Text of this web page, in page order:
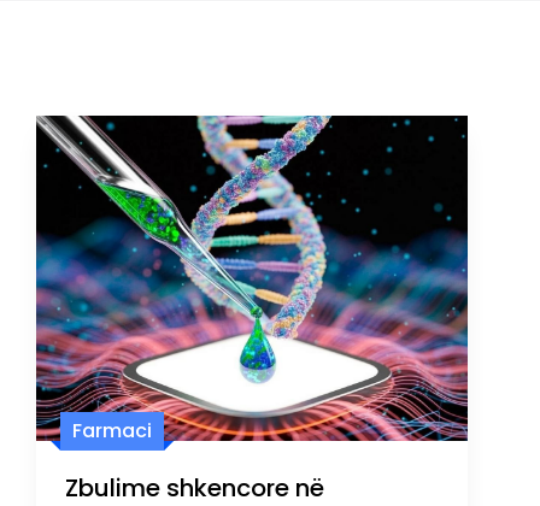
Farmaci
Zbulime shkencore në